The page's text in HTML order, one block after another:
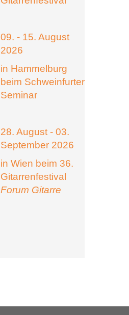
09. - 15. August
2026
in Hammelburg
beim Schweinfurter
Seminar
28. August - 03.
September 2026
in Wien beim 36.
Gitarrenfestival
Forum Gitarre